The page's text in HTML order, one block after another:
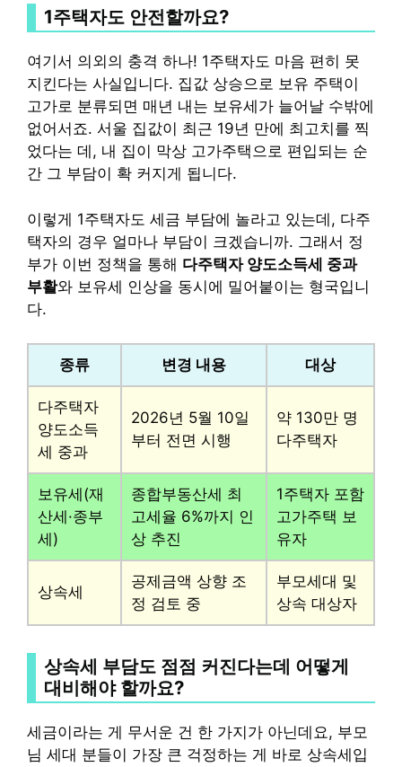
1주택자도 안전할까요?
여기서 의외의 충격 하나! 1주택자도 마음 편히 못
지킨다는 사실입니다. 집값 상승으로 보유 주택이
고가로 분류되면 매년 내는 보유세가 늘어날 수밖에
없어서죠. 서울 집값이 최근 19년 만에 최고치를 찍
었다는 데, 내 집이 막상 고가주택으로 편입되는 순
간 그 부담이 확 커지게 됩니다.
이렇게 1주택자도 세금 부담에 놀라고 있는데, 다주
택자의 경우 얼마나 부담이 크겠습니까. 그래서 정
부가 이번 정책을 통해 다주택자 양도소득세 중과
부활와 보유세 인상을 동시에 밀어붙이는 형국입니
다.
종류 변경 내용 대상
다주택자
양도소득
세 중과
2026년 5월 10일
부터 전면 시행
약 130만 명
다주택자
보유세(재
산세·종부
세)
종합부동산세 최
고세율 6%까지 인
상 추진
1주택자 포함
고가주택 보
유자
상속세
공제금액 상향 조
정 검토 중
부모세대 및
상속 대상자
상속세 부담도 점점 커진다는데 어떻게
대비해야 할까요?
세금이라는 게 무서운 건 한 가지가 아닌데요, 부모
님 세대 분들이 가장 큰 걱정하는 게 바로 상속세입